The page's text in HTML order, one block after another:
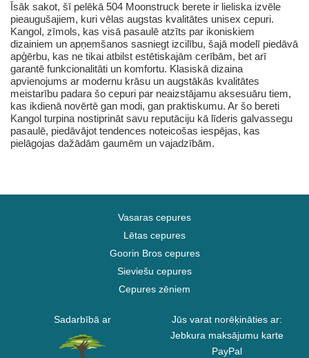
Īsāk sakot, šī pelēkā 504 Moonstruck berete ir lieliska izvēle
pieaugušajiem, kuri vēlas augstas kvalitātes unisex cepuri.
Kangol, zīmols, kas visā pasaulē atzīts par ikoniskiem
dizainiem un apņemšanos sasniegt izcilību, šajā modelī piedāvā
apģērbu, kas ne tikai atbilst estētiskajām cerībām, bet arī
garantē funkcionalitāti un komfortu. Klasiskā dizaina
apvienojums ar modernu krāsu un augstākās kvalitātes
meistarību padara šo cepuri par neaizstājamu aksesuāru tiem,
kas ikdienā novērtē gan modi, gan praktiskumu. Ar šo bereti
Kangol turpina nostiprināt savu reputāciju kā līderis galvassegu
pasaulē, piedāvājot tendences noteicošas iespējas, kas
pielāgojas dažādām gaumēm un vajadzībām.
Vasaras cepures
Lētas cepures
Goorin Bros cepures
Sieviešu cepures
Cepures zēniem
Sadarbībā ar
Jūs varat norēķināties ar:
Jebkura maksājumu karte
PayPal